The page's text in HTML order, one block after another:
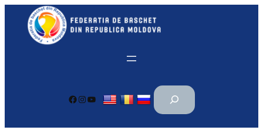
Перейти
содержимому
Facebook Instagram YouTube
П
и